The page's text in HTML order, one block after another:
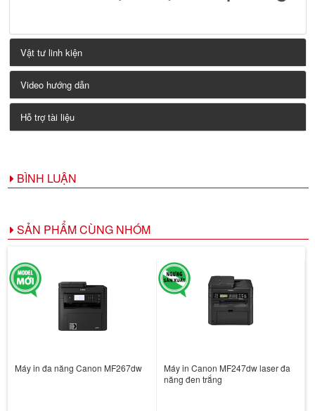
Vật tư linh kiện
Video hướng dẫn
Hỗ trợ tài liệu
BÌNH LUẬN
SẢN PHẨM CÙNG NHÓM
Máy in đa năng Canon MF267dw
Máy in Canon MF247dw laser đa
năng đen trắng